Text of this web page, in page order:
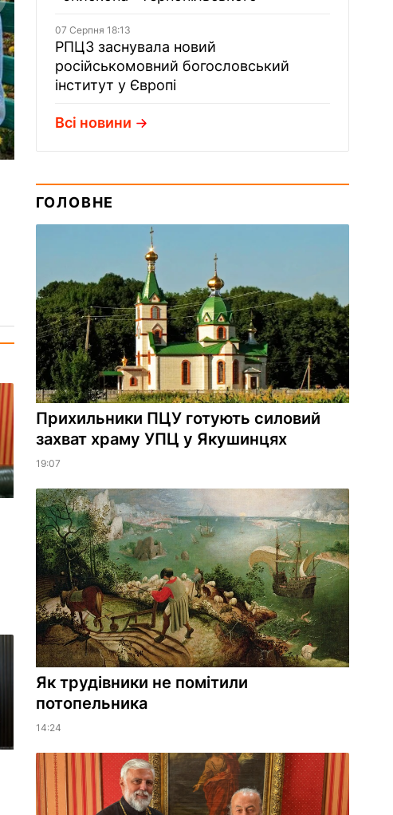
07 Серпня 18:13
РПЦЗ заснувала новий
російськомовний богословський
інститут у Європі
Всі новини
ГОЛОВНЕ
Прихильники ПЦУ готують силовий
захват храму УПЦ у Якушинцях
19:07
Як трудівники не помітили
потопельника
14:24